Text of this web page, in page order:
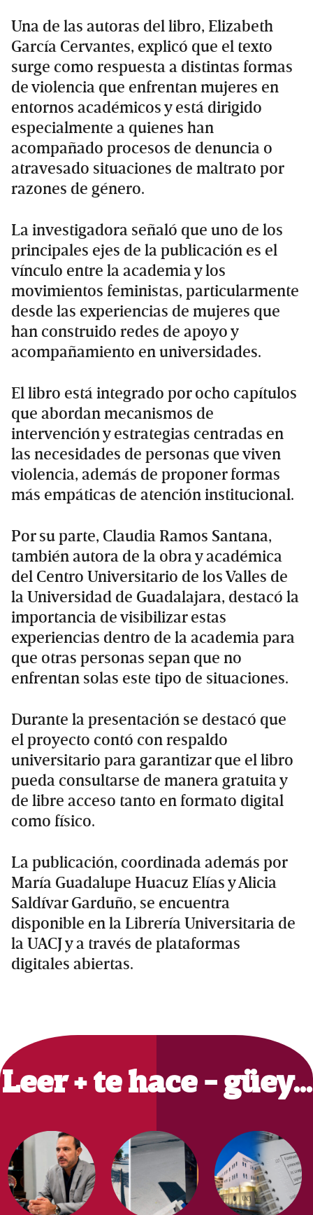
Una de las autoras del libro, Elizabeth
García Cervantes, explicó que el texto
surge como respuesta a distintas formas
de violencia que enfrentan mujeres en
entornos académicos y está dirigido
especialmente a quienes han
acompañado procesos de denuncia o
atravesado situaciones de maltrato por
razones de género.
La investigadora señaló que uno de los
principales ejes de la publicación es el
vínculo entre la academia y los
movimientos feministas, particularmente
desde las experiencias de mujeres que
han construido redes de apoyo y
acompañamiento en universidades.
El libro está integrado por ocho capítulos
que abordan mecanismos de
intervención y estrategias centradas en
las necesidades de personas que viven
violencia, además de proponer formas
más empáticas de atención institucional.
Por su parte, Claudia Ramos Santana,
también autora de la obra y académica
del Centro Universitario de los Valles de
la Universidad de Guadalajara, destacó la
importancia de visibilizar estas
experiencias dentro de la academia para
que otras personas sepan que no
enfrentan solas este tipo de situaciones.
Durante la presentación se destacó que
el proyecto contó con respaldo
universitario para garantizar que el libro
pueda consultarse de manera gratuita y
de libre acceso tanto en formato digital
como físico.
La publicación, coordinada además por
María Guadalupe Huacuz Elías y Alicia
Saldívar Garduño, se encuentra
disponible en la Librería Universitaria de
la UACJ y a través de plataformas
digitales abiertas.
Primary
Sidebar
Leer + te hace - güey…